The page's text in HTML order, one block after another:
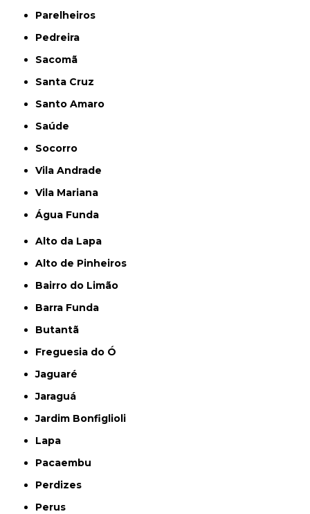
Parelheiros
Pedreira
Sacomã
Santa Cruz
Santo Amaro
Saúde
Socorro
Vila Andrade
Vila Mariana
Água Funda
Alto da Lapa
Alto de Pinheiros
Bairro do Limão
Barra Funda
Butantã
Freguesia do Ó
Jaguaré
Jaraguá
Jardim Bonfiglioli
Lapa
Pacaembu
Perdizes
Perus